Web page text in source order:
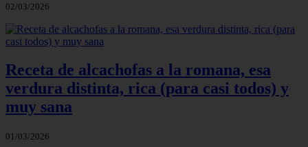
02/03/2026
Receta de alcachofas a la romana, esa
verdura distinta, rica (para casi todos) y
muy sana
01/03/2026